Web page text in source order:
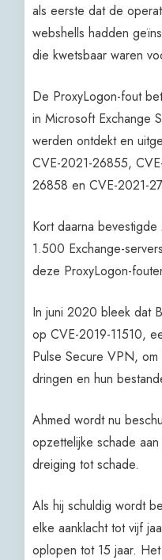
als eerste dat de
webshells hadden
die kwetsbaar waren
De ProxyLogon-fout
in Microsoft Exchange
werden ontdekt en
CVE-2021-26855,
26858 en CVE-2021-
Kort daarna
1.500 Exchange-
deze ProxyLogon-
In juni 2020 bleek dat
op CVE-2019-11510,
Pulse Secure VPN,
dringen en hun
Ahmed wordt nu
opzettelijke schade
dreiging tot schade.
Als hij schuldig wordt
elke aanklacht tot vijf
oplopen tot 15 jaar.